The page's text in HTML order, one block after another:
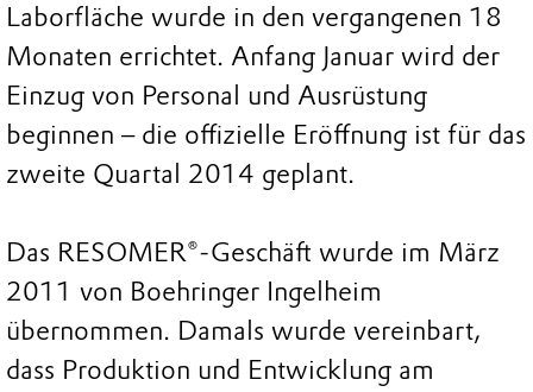
Laborfläche wurde in den vergangenen 18
Monaten errichtet. Anfang Januar wird der
Einzug von Personal und Ausrüstung
beginnen – die offizielle Eröffnung ist für das
zweite Quartal 2014 geplant.
Das RESOMER®-Geschäft wurde im März
2011 von Boehringer Ingelheim
übernommen. Damals wurde vereinbart,
dass Produktion und Entwicklung am